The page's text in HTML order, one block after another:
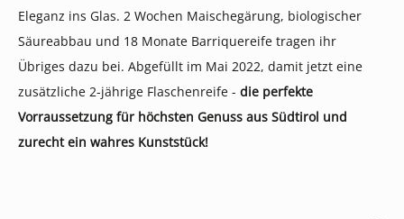
Eleganz ins Glas. 2 Wochen Maischegärung, biologischer
Säureabbau und 18 Monate Barriquereife tragen ihr
Übriges dazu bei. Abgefüllt im Mai 2022, damit jetzt eine
zusätzliche 2-jährige Flaschenreife - die perfekte
Vorraussetzung für höchsten Genuss aus Südtirol und
zurecht ein wahres Kunststück!